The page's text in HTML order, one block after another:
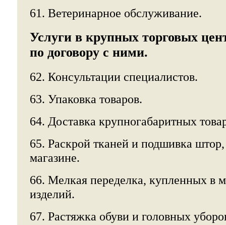
61. Ветеринарное обслуживание.
Услуги в крупных торговых
по договору с ними.
62. Консультации специалистов.
63. Упаковка товаров.
64. Доставка крупногабаритных
65. Раскрой тканей и подшивка
магазине.
66. Мелкая переделка, купленных в
изделий.
67. Растяжка обуви и головных